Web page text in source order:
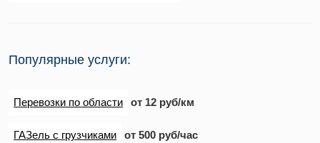
Популярные услуги:
Перевозки по области от 12 руб/км
ГАЗель с грузчиками от 500 руб/час